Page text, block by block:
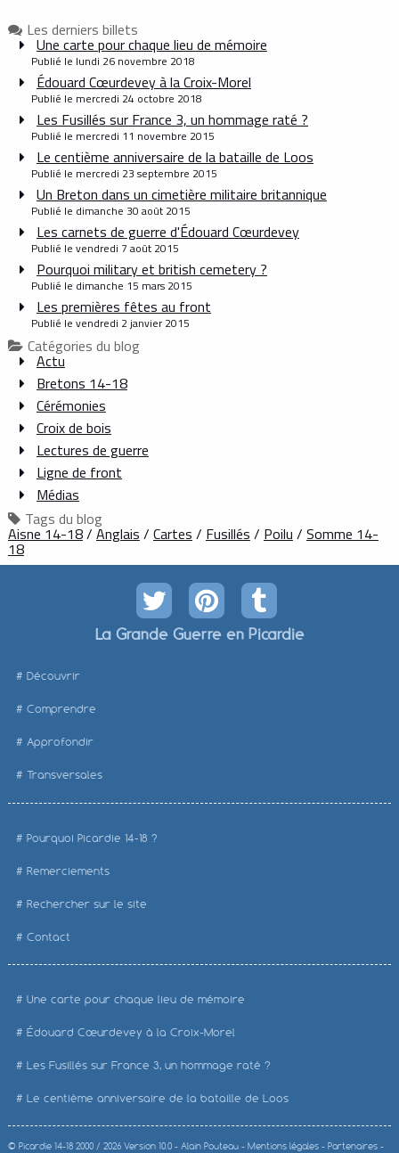
Les derniers billets
Une carte pour chaque lieu de mémoire
Publié le lundi 26 novembre 2018
Édouard Cœurdevey à la Croix-Morel
Publié le mercredi 24 octobre 2018
Les Fusillés sur France 3, un hommage raté ?
Publié le mercredi 11 novembre 2015
Le centième anniversaire de la bataille de Loos
Publié le mercredi 23 septembre 2015
Un Breton dans un cimetière militaire britannique
Publié le dimanche 30 août 2015
Les carnets de guerre d'Édouard Cœurdevey
Publié le vendredi 7 août 2015
Pourquoi military et british cemetery ?
Publié le dimanche 15 mars 2015
Les premières fêtes au front
Publié le vendredi 2 janvier 2015
Catégories du blog
Actu
Bretons 14-18
Cérémonies
Croix de bois
Lectures de guerre
Ligne de front
Médias
Tags du blog
Aisne 14-18/Anglais / Cartes / Fusillés / Poilu / Somme 14-
18
La Grande Guerre en Picardie
Découvrir
Comprendre
Approfondir
Transversales
Pourquoi Picardie 14-18 ?
Remerciements
Rechercher sur le site
Contact
Une carte pour chaque lieu de mémoire
Édouard Cœurdevey à la Croix-Morel
Les Fusillés sur France 3, un hommage raté ?
Le centième anniversaire de la bataille de Loos
© Picardie 14-182000 / 2026 Version 10.0 - Alain Pouteau- Mentions légales- Partenaires-